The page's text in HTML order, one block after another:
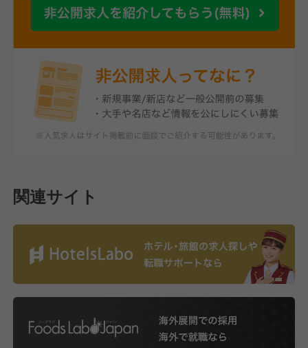
関連サイト